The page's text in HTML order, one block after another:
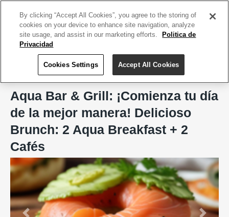
Aqua Bar and Grill
Aqua Bar & Grill: ¡Comienza tu día
de la mejor manera! Delicioso
Brunch: 2 Aqua Breakfast + 2
Cafés
By clicking “Accept All Cookies”, you agree to the storing of
cookies on your device to enhance site navigation, analyze
site usage, and assist in our marketing efforts.
Politica de
Privacidad
Cookies Settings Accept All Cookies